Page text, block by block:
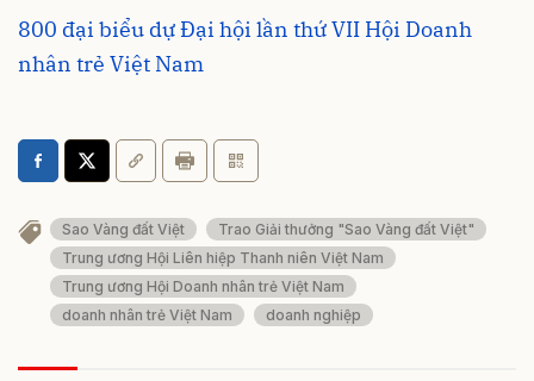
800 đại biểu dự Đại hội lần thứ VII Hội Doanh
nhân trẻ Việt Nam
Sao Vàng đất Việt
Trao Giải thưởng "Sao Vàng đất Việt"
Trung ương Hội Liên hiệp Thanh niên Việt Nam
Trung ương Hội Doanh nhân trẻ Việt Nam
doanh nhân trẻ Việt Nam
doanh nghiệp